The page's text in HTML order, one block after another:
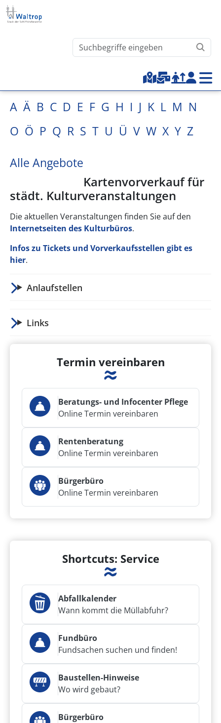
Direkt zum Inhalt
Waltrop.de durchsuchen
Top-Menu
A Ä B C D E F G H I J K L M N
O Ö P Q R S T U Ü V W X Y Z
Alle Angebote
Kartenvorverkauf für
städt. Kulturveranstaltungen
Die aktuellen Veranstaltungen finden Sie auf den
Internetseiten des Kulturbüros.
Infos zu Tickets und Vorverkaufsstellen gibt es
hier.
Anlaufstellen
Links
Termin vereinbaren
Beratungs- und Infocenter Pflege
Online Termin vereinbaren
Rentenberatung
Online Termin vereinbaren
Bürgerbüro
Online Termin vereinbaren
Shortcuts: Service
Abfallkalender
Wann kommt die Müllabfuhr?
Fundbüro
Fundsachen suchen und finden!
Baustellen-Hinweise
Wo wird gebaut?
Bürgerbüro